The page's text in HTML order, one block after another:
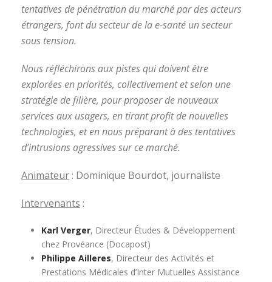
tentatives de pénétration du marché par des acteurs
étrangers, font du secteur de la e-santé un secteur
sous tension.
Nous réfléchirons aux pistes qui doivent être
explorées en priorités, collectivement et selon une
stratégie de filière, pour proposer de nouveaux
services aux usagers, en tirant profit de nouvelles
technologies, et en nous préparant à des tentatives
d’intrusions agressives sur ce marché.
Animateur: Dominique Bourdot, journaliste
Intervenants :
Karl Verger, Directeur Études & Développement
chez Provéance (Docapost)
Philippe Ailleres, Directeur des Activités et
Prestations Médicales d’Inter Mutuelles Assistance